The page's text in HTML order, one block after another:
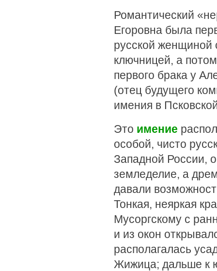
Романтический
Егоровна была
русской женщиной
ключницей, а
первого брака у
(отец будущего
имения в
Это имение
особой, чисто
Западной России,
земледелие, а
давали
Тонкая, неяркая
Мусоргскому с
и из окон
располагалась
Жижица; дальше к